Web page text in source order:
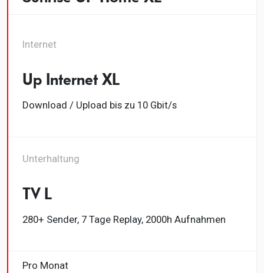
Internet
Up Internet XL
Download / Upload bis zu 10 Gbit/s
Unterhaltung
TV L
280+ Sender, 7 Tage Replay, 2000h Aufnahmen
Pro Monat